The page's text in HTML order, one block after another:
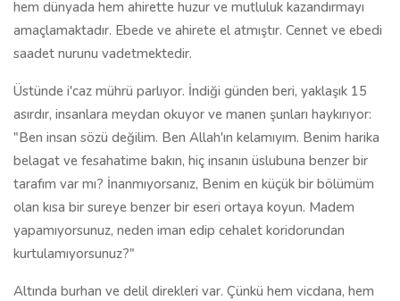
hem dünyada hem ahirette huzur ve mutluluk kazandırmayı
amaçlamaktadır. Ebede ve ahirete el atmıştır. Cennet ve ebedi
saadet nurunu vadetmektedir.
Üstünde i'caz mührü parlıyor. İndiği günden beri, yaklaşık 15
asırdır, insanlara meydan okuyor ve manen şunları haykırıyor:
"Ben insan sözü değilim. Ben Allah'ın kelamıyım. Benim harika
belagat ve fesahatime bakın, hiç insanın üslubuna benzer bir
tarafım var mı? İnanmıyorsanız, Benim en küçük bir bölümüm
olan kısa bir sureye benzer bir eseri ortaya koyun. Madem
yapamıyorsunuz, neden iman edip cehalet koridorundan
kurtulamıyorsunuz?"
Altında burhan ve delil direkleri var. Çünkü hem vicdana, hem